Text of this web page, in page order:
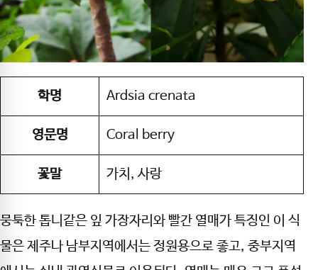
학명 Ardsia crenata
영문명 Coral berry
꽃말 가치, 사랑
뭉툭한 톱니같은 잎 가장자리와 빨간 열매가 특징인 이 식
물은 제주나 남부지역에서는 정원용으로 좋고, 중부지역